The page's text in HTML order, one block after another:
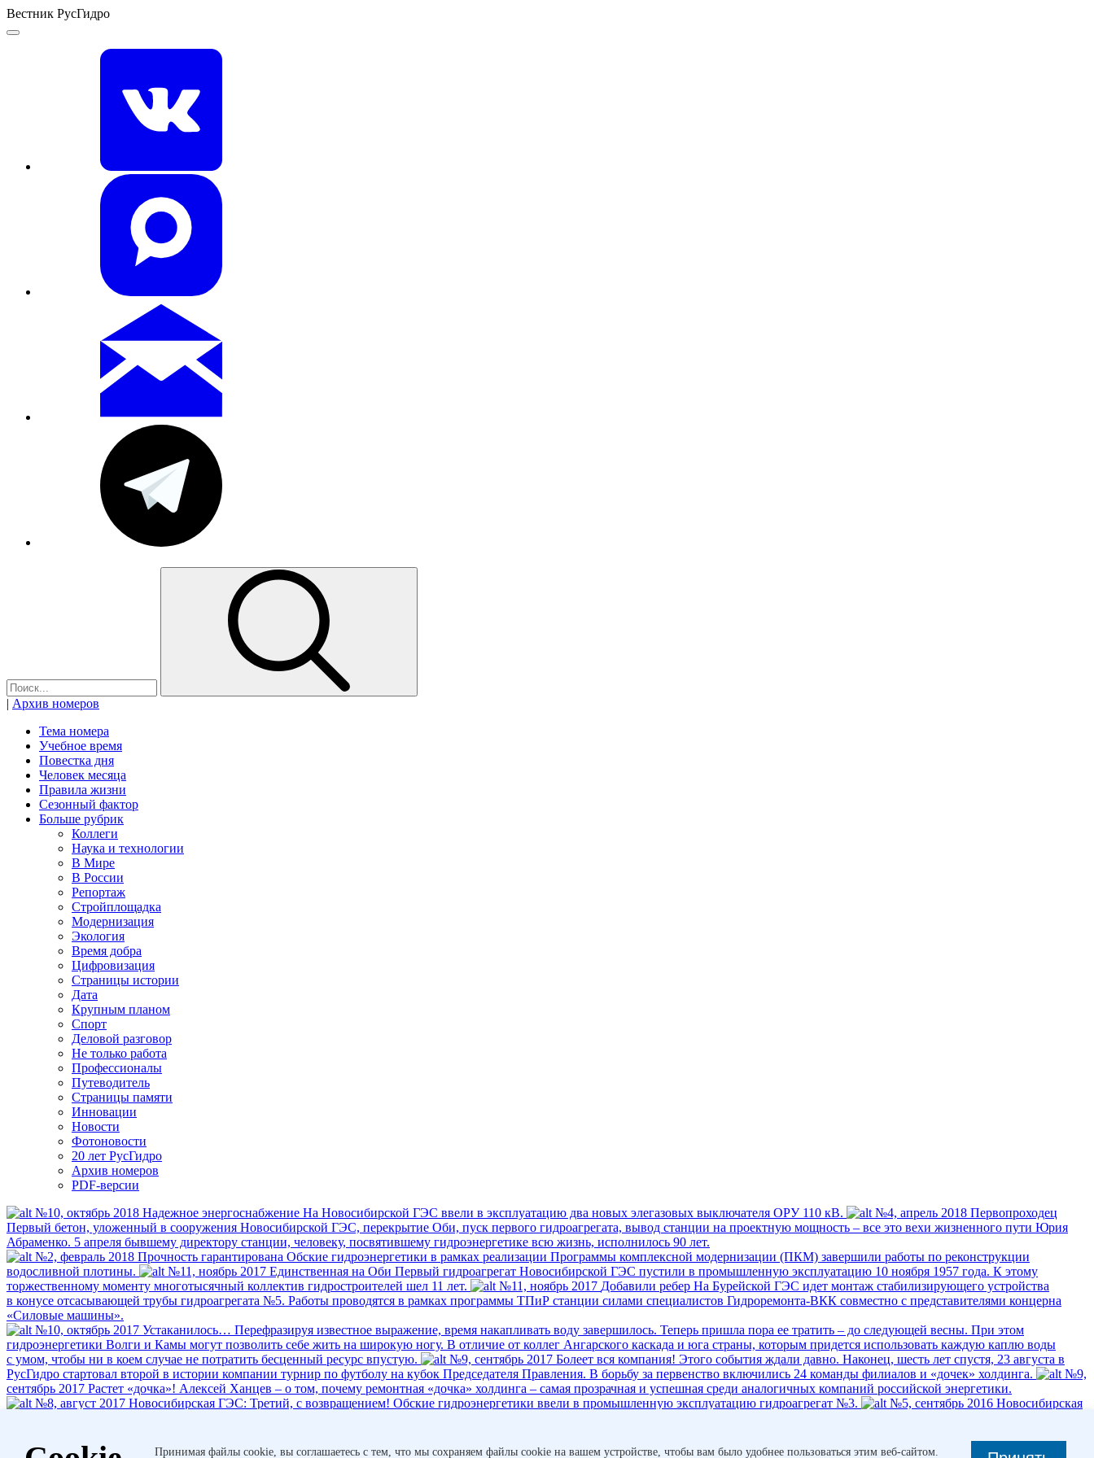
Вестник РусГидро
| Архив номеров
Тема номера
Учебное время
Повестка дня
Человек месяца
Правила жизни
Сезонный фактор
Больше рубрик
Коллеги
Наука и технологии
В Мире
В России
Репортаж
Стройплощадка
Модернизация
Экология
Время добра
Цифровизация
Страницы истории
Дата
Крупным планом
Спорт
Деловой разговор
Не только работа
Профессионалы
Путеводитель
Страницы памяти
Инновации
Новости
Фотоновости
20 лет РусГидро
Архив номеров
PDF-версии
№10, октябрь 2018 Надежное энергоснабжение На Новосибирской ГЭС ввели в эксплуатацию два новых элегазовых выключателя ОРУ 110 кВ. №4, апрель 2018 Первопроходец
Первый бетон, уложенный в сооружения Новосибирской ГЭС, перекрытие Оби, пуск первого гидроагрегата, вывод станции на проектную мощность – все это вехи жизненного пути Юрия
Абраменко. 5 апреля бывшему директору станции, человеку, посвятившему гидроэнергетике всю жизнь, исполнилось 90 лет.
№2, февраль 2018 Прочность гарантирована Обские гидроэнергетики в рамках реализации Программы комплексной модернизации (ПКМ) завершили работы по реконструкции
водосливной плотины.
№11, ноябрь 2017 Единственная на Оби Первый гидроагрегат Новосибирской ГЭС пустили в промышленную эксплуатацию 10 ноября 1957 года. К этому
торжествен­ному моменту многотысячный коллектив ­гидростроителей шел 11 лет.
№11, ноябрь 2017 Добавили ребер На Бурейской ГЭС идет монтаж стабилизирующего устройства
в конусе отсасывающей трубы гидро­агрегата №5. Работы проводятся в рамках программы ТПиР ­станции силами специалистов ­Гидроремонта-ВКК совместно с представителями концерна
«Силовые машины».
№10, октябрь 2017 Устаканилось… Перефразируя известное выражение, время накапливать воду завершилось. Теперь пришла пора ее тратить – до следующей весны. При этом
гидроэнергетики Волги и Камы могут позволить себе жить на широкую ногу. В отличие от коллег Ангарского каскада и юга страны, которым придется использовать каждую каплю воды
с умом, чтобы ни в коем случае не потратить бесценный ресурс впустую.
№9, сентябрь 2017 Болеет вся компания! Этого события ждали давно. Наконец, шесть лет спустя, 23 августа в
РусГидро стартовал второй в истории компании турнир по футболу на кубок Председателя Правления. В борьбу за первенство включились 24 команды филиалов и «дочек» холдинга.
№9,
сентябрь 2017 Растет «дочка»! Алексей Ханцев – о том, почему ремонтная «дочка» холдинга – самая прозрачная и успешная среди аналогичных компаний российской энергетики.
№8, август 2017 Новосибирская ГЭС: Третий, с возвращением! Обские гидроэнергетики ввели в промышленную эксплуатацию гидроагрегат №3. №5, сентябрь 2016 Новосибирская
модернизации. По 10,5 новых МВт в общую копилку внесли Волжская и Жигулевская ГЭС, 5 МВт на счету Новосибирской станции, 6 – у Камской.
Принимая файлы cookie, вы соглашаетесь с тем, что мы сохраняем файлы cookie на вашем устройстве, чтобы вам было удобнее пользоваться этим веб-сайтом.